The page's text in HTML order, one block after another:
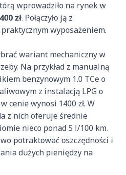
wprowadziło na rynek w
zł. Połączyło ją z
wyposażeniem.
wariant mechaniczny w
Na przykład z manualną
benzynowym 1.0 TCe o
z instalacją LPG o
cenie wynosi 1400 zł. W
z nich oferuje średnie
nieco ponad 5 l/100 km.
potraktować oszczędności i
dużych pieniędzy na